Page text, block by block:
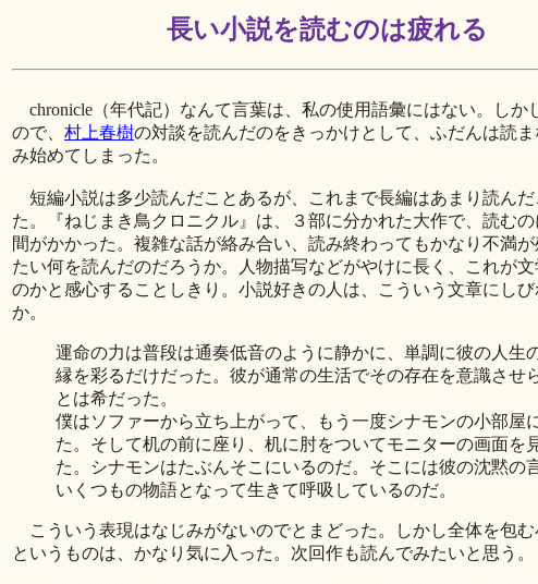
長い小説を読むのは疲れる
chronicle（年代記）なんて言葉は、私の使用語彙にはない。しか
ので、 村上春樹の対談を読んだのをきっかけとして、ふだんは読
み始めてしまった。
短編小説は多少読んだことあるが、これまで長編はあまり読んだ
た。『ねじまき鳥クロニクル』は、３部に分かれた大作で、読む
間がかかった。複雑な話が絡み合い、読み終わってもかなり不満
たい何を読んだのだろうか。人物描写などがやけに長く、これが
のかと感心することしきり。小説好きの人は、こういう文章にしび
か。
運命の力は普段は通奏低音のように静かに、単調に彼の人生
縁を彩るだけだった。彼が通常の生活でその存在を意識させ
とは希だった。
僕はソファーから立ち上がって、もう一度シナモンの小部屋
た。そして机の前に座り、机に肘をついてモニターの画面を
た。シナモンはたぶんそこにいるのだ。そこには彼の沈黙の
いくつもの物語となって生きて呼吸しているのだ。
こういう表現はなじみがないのでとまどった。しかし全体を包
というものは、かなり気に入った。次回作も読んでみたいと思う。